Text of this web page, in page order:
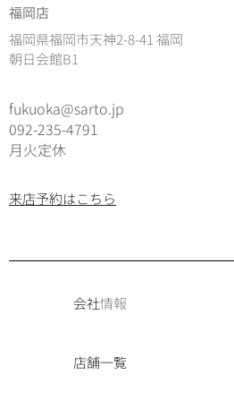
福岡店
福岡県福岡市天神2-8-41 福岡
朝日会館B1
fukuoka@sarto.jp
092-235-4791
月火定休
来店予約はこちら
会社情報
店舗一覧